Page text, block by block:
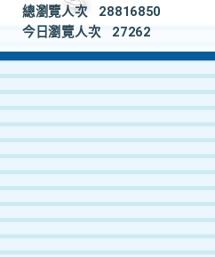
總瀏覽人次
28816850
今日瀏覽人次
27262